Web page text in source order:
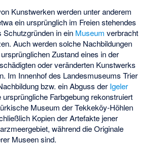
Kunstwerken werden unter anderem
ein ursprünglich im Freien stehendes
Schutzgründen in ein Museum verbracht
Auch werden solche Nachbildungen
Zustand eines in der
oder veränderten Kunstwerks
Im Innenhof des Landesmuseums Trier
bzw. ein Abguss der Igeler
ursprüngliche Farbgebung rekonstruiert
Museum der Tekkeköy-Höhlen
Kopien der Artefakte jener
während die Originale
Museen sind.